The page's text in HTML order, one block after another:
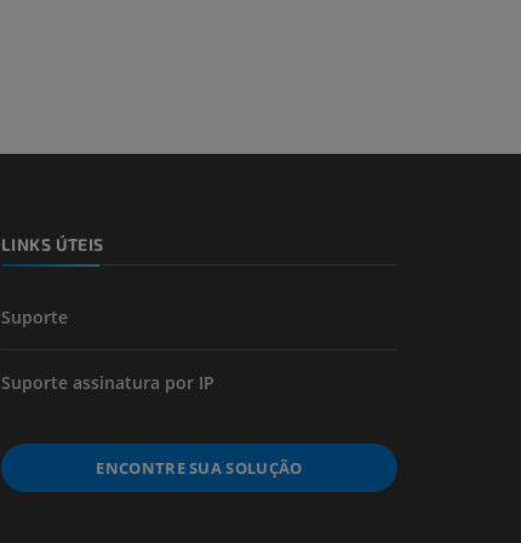
LINKS ÚTEIS
Suporte
Suporte assinatura por IP
ENCONTRE SUA SOLUÇÃO